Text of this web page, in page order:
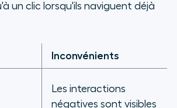
un clic lorsqu'ils naviguent déjà
Inconvénients
Les interactions
négatives sont visibles